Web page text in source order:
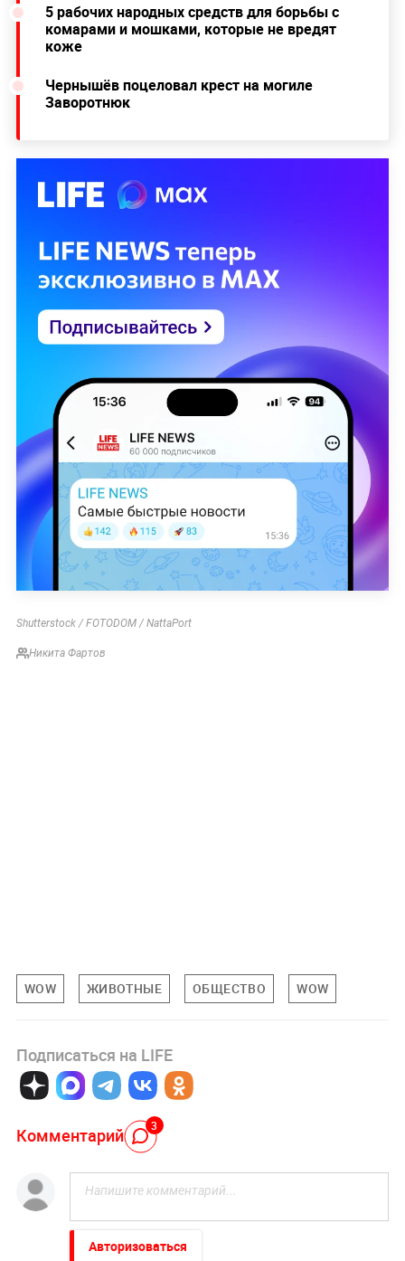
5 рабочих народных средств для борьбы с
комарами и мошками, которые не вредят
коже
Чернышёв поцеловал крест на могиле
Заворотнюк
Shutterstock / FOTODOM / NattaPort
Никита Фартов
WOW ЖИВОТНЫЕ ОБЩЕСТВО WOW
Подписаться на LIFE
Комментарий 3
Авторизоваться